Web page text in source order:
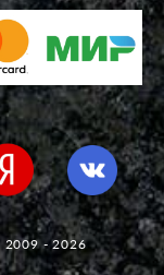
- 2026